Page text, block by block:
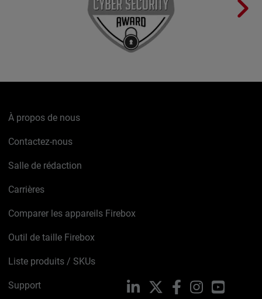
À propos de nous
Contactez-nous
Salle de rédaction
Carrières
Comparer les appareils Firebox
Outil de taille Firebox
Liste produits / SKUs
Support LinkedIn FacebookInstagramYouTube